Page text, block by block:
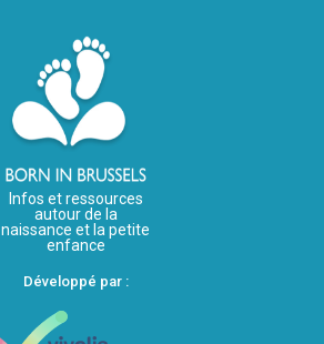
Infos et ressources
autour de la
naissance et la petite
enfance
Développé par :